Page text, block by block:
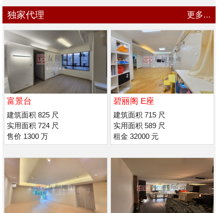
独家代理 更多...
富景台
建筑面积 825 尺
实用面积 724 尺
售价 1300 万
碧丽阁 E座
建筑面积 715 尺
实用面积 589 尺
租金 32000 元